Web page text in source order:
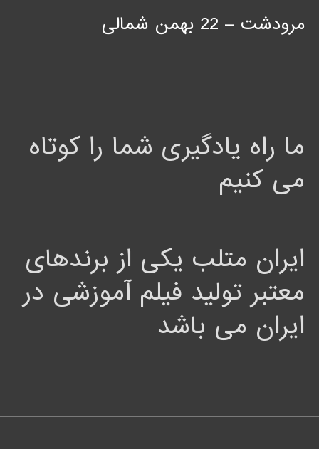
مرودشت – 22 بهمن شمالی
ما راه یادگیری شما را کوتاه
می کنیم
ایران متلب یکی از برندهای
معتبر تولید فیلم آموزشی در
ایران می باشد